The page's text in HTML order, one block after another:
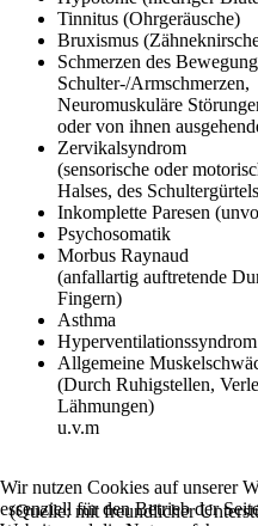
Tinnitus (Ohrgeräusche)
Bruxismus
Schmerzen des
Schulter-/Armschmerzen,
Neuromuskuläre
oder von ihnen
Zervikalsyndrom
(sensorische oder
Halses, des
Inkomplette Paresen
Psychosomatik
Morbus Raynaud
(anfallartig auftretende
Fingern)
Asthma
Hyperventilationssyndrom
Allgemeine
(Durch Ruhigstellen,
Lähmungen)
u.v.m
(Quelle: mit freundlicher
Wir nutzen Cookies auf unserer
essenziell für den Betrieb der